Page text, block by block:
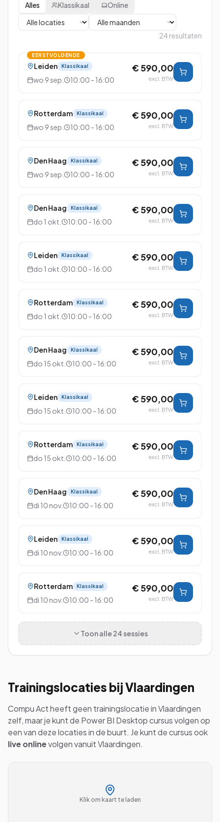
Alles Klassikaal Online
24 resultaten
EERSTVOLGENDE
Leiden Klassikaal
wo 9 sep. 10:00 - 16:00
€ 590,00
excl. BTW
Rotterdam Klassikaal
wo 9 sep. 10:00 - 16:00
€ 590,00
excl. BTW
Den Haag Klassikaal
wo 9 sep. 10:00 - 16:00
€ 590,00
excl. BTW
Den Haag Klassikaal
do 1 okt. 10:00 - 16:00
€ 590,00
excl. BTW
Leiden Klassikaal
do 1 okt. 10:00 - 16:00
€ 590,00
excl. BTW
Rotterdam Klassikaal
do 1 okt. 10:00 - 16:00
€ 590,00
excl. BTW
Den Haag Klassikaal
do 15 okt. 10:00 - 16:00
€ 590,00
excl. BTW
Leiden Klassikaal
do 15 okt. 10:00 - 16:00
€ 590,00
excl. BTW
Rotterdam Klassikaal
do 15 okt. 10:00 - 16:00
€ 590,00
excl. BTW
Den Haag Klassikaal
di 10 nov. 10:00 - 16:00
€ 590,00
excl. BTW
Leiden Klassikaal
di 10 nov. 10:00 - 16:00
€ 590,00
excl. BTW
Rotterdam Klassikaal
di 10 nov. 10:00 - 16:00
€ 590,00
excl. BTW
Toon alle24 sessies
Trainingslocaties bijVlaardingen
Compu Act heeft geen trainingslocatie inVlaardingen
zelf, maar je kunt de Power BI Desktopcursus volgen op
een van deze locaties in de buurt. Je kunt de cursus ook
live onlinevolgen vanuitVlaardingen.
Klik om kaart te laden